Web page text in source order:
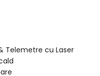
Telemetre cu Laser